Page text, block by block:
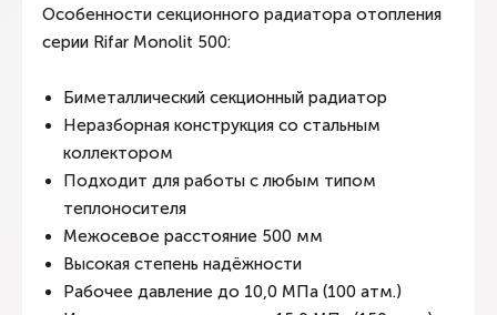
Особенности секционного радиатора отопления
серии Rifar Monolit 500:
Биметаллический секционный радиатор
Неразборная конструкция со стальным
коллектором
Подходит для работы с любым типом
теплоносителя
Межосевое расстояние 500 мм
Высокая степень надёжности
Рабочее давление до 10,0 МПа (100 атм.)